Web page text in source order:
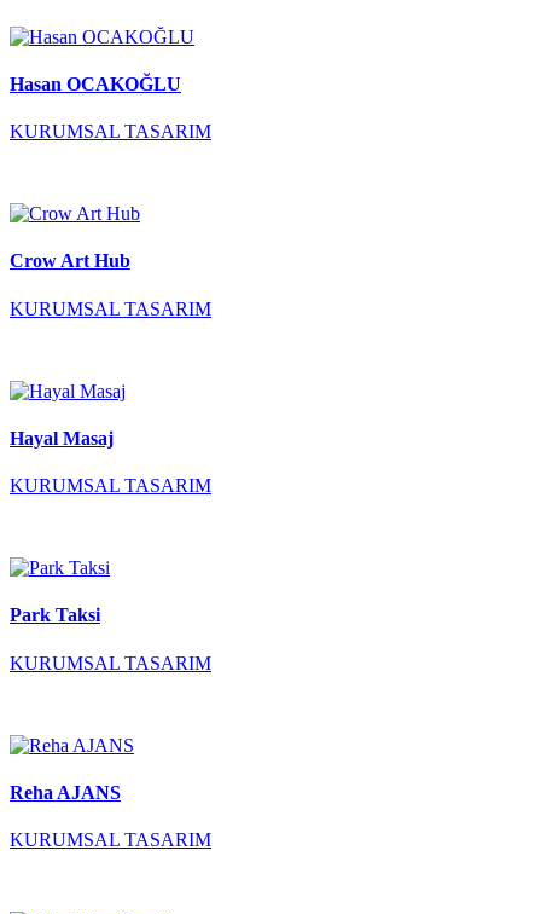
Hasan OCAKOĞLU
KURUMSAL TASARIM
Crow Art Hub
KURUMSAL TASARIM
Hayal Masaj
KURUMSAL TASARIM
Park Taksi
KURUMSAL TASARIM
Reha AJANS
KURUMSAL TASARIM